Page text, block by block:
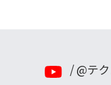
/ @テ